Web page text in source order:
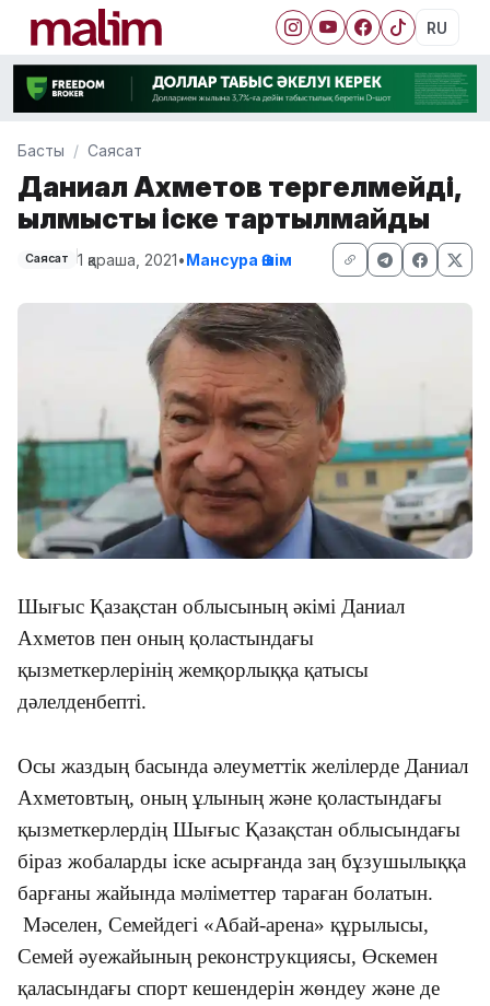
RU
Басты Саясат
Даниал Ахметов тергелмейді,
қылмыстық іске тартылмайды
Саясат 1 қараша, 2021•Мансура Әшім
Шығыс Қазақстан облысының әкімі Даниал
Ахметов пен оның қоластындағы
қызметкерлерінің жемқорлыққа қатысы
дәлелденбепті.
Осы жаздың басында әлеуметтік желілерде Даниал
Ахметовтың, оның ұлының және қоластындағы
қызметкерлердің Шығыс Қазақстан облысындағы
біраз жобаларды іске асырғанда заң бұзушылыққа
барғаны жайында мәліметтер тараған болатын.
Мәселен, Семейдегі «Абай-арена» құрылысы,
Семей әуежайының реконструкциясы, Өскемен
қаласындағы спорт кешендерін жөндеу және де